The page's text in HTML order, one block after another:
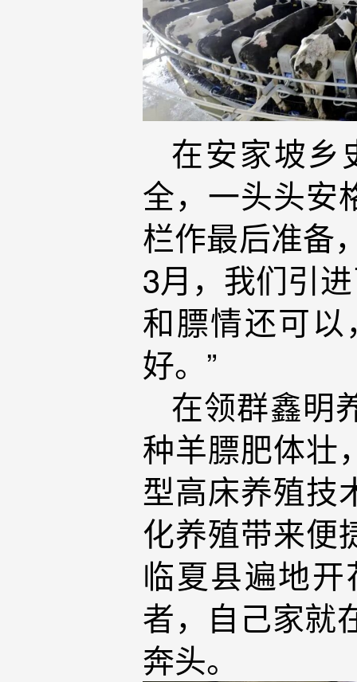
在安家坡乡
全，一头头安
栏作最后准备
3月，我们引
和膘情还可
好。”
在领群鑫明
种羊膘肥体壮
型高床养殖技
化养殖带来便
临夏县遍地
者，自己家就
奔头。